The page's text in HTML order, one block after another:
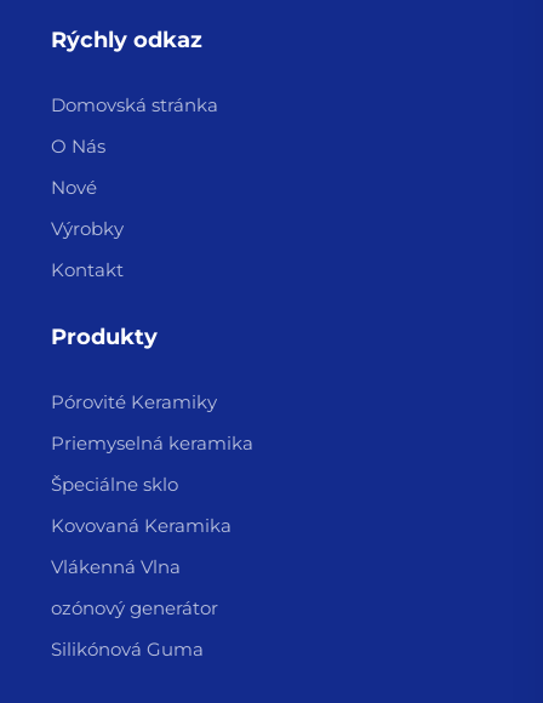
Rýchly odkaz
Domovská stránka
O Nás
Nové
Výrobky
Kontakt
Produkty
Pórovité Keramiky
Priemyselná keramika
Špeciálne sklo
Kovovaná Keramika
Vlákenná Vlna
ozónový generátor
Silikónová Guma